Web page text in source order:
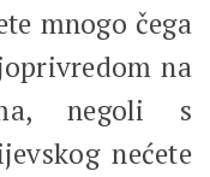
mnogo čega
na
negoli s
nećete